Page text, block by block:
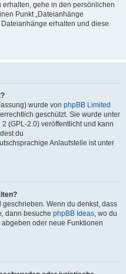
gehe in den persönlichen
Punkt „Dateianhänge
erhalten und diese
wurde von phpBB Limited
geschützt. Sie wurde unter
(GPL-2.0) veröffentlicht und kann
du
Anlaufstelle ist unter
Wenn du denkst, dass
dann besuche phpBB Ideas, wo du
oder neue Funktionen